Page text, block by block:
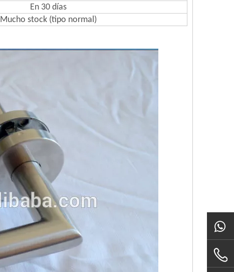
En 30 días
Mucho stock (tipo normal)